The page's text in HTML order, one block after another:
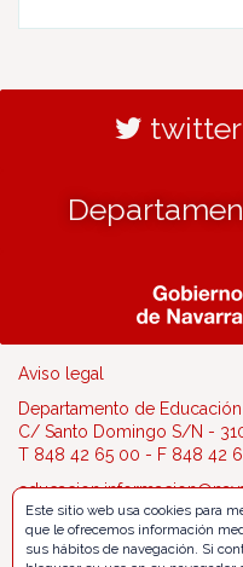
twitter
Aviso legal
Departamento de Educación
C/ Santo Domingo S/N -
T 848 42 65 00 - F 848 42
Este sitio web usa cookies para
que le ofrecemos información
sus hábitos de navegación. Si